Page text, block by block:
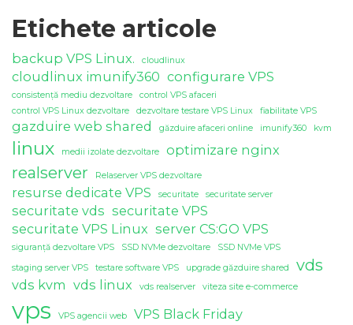
Etichete articole
backup VPS Linux. cloudlinux
cloudlinux imunify360 configurare VPS
consistență mediu dezvoltare
control VPS afaceri
control VPS Linux dezvoltare
dezvoltare testare VPS Linux fiabilitate VPS
gazduire web shared găzduire afaceri online imunify360 kvm
linux medii izolate dezvoltare optimizare nginx
realserver Relaserver VPS dezvoltare
resurse dedicate VPS securitate securitate server
securitate vds securitate VPS
securitate VPS Linux server CS:GO VPS
siguranță dezvoltare VPS SSD NVMe dezvoltare
SSD NVMe VPS
staging server VPS
testare software VPS upgrade găzduire shared vds
vds kvm vds linux vds realserver viteza site e-commerce
vps VPS agencii web
VPS Black Friday